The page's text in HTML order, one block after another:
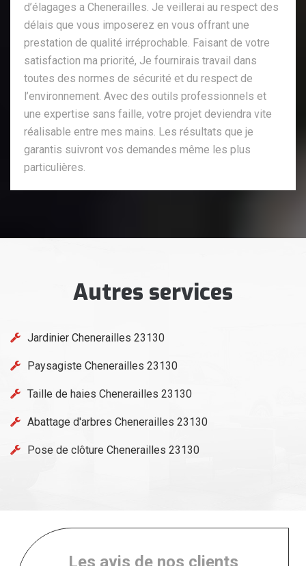
d’élagages a Chenerailles. Je veillerai au respect des
délais que vous imposerez en vous offrant une
prestation de qualité irréprochable. Faisant de votre
satisfaction ma priorité, Je fournirais travail dans
toutes des normes de sécurité et du respect de
l’environnement. Avec des outils professionnels et
une expertise sans faille, votre projet deviendra vite
réalisable entre mes mains. Les résultats que je
garantis suivront vos demandes même les plus
particulières.
Autres services
Jardinier Chenerailles 23130
Paysagiste Chenerailles 23130
Taille de haies Chenerailles 23130
Abattage d'arbres Chenerailles 23130
Pose de clôture Chenerailles 23130
Les avis de nos clients